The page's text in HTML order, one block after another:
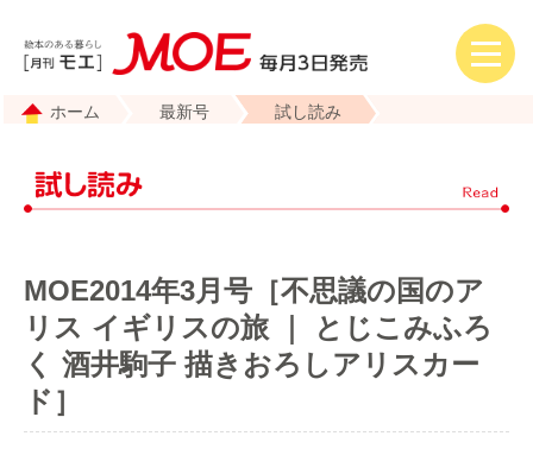
ホーム 最新号 試し読み
MOE2014年3月号［不思議の国のア
リス イギリスの旅 ｜ とじこみふろ
く 酒井駒子 描きおろしアリスカー
ド］